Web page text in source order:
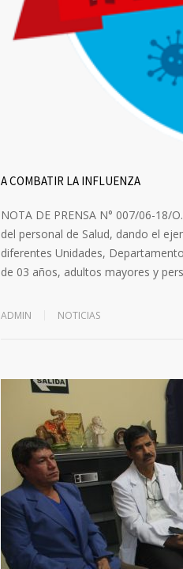
A COMBATIR LA INFLUENZA
NOTA DE PRENSA N° 007/06-18/
del personal de Salud, dando el
diferentes Unidades,
de 03 años, adultos mayores y
ADMIN NOTICIAS